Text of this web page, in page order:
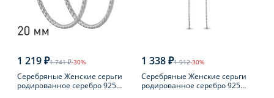
1 219 ₽1 741 ₽-30%
Серебряные Женские серьги
родированное серебро 925
1 338 ₽1 912-30%
Серебряные Женские серьги
родированное серебро 925